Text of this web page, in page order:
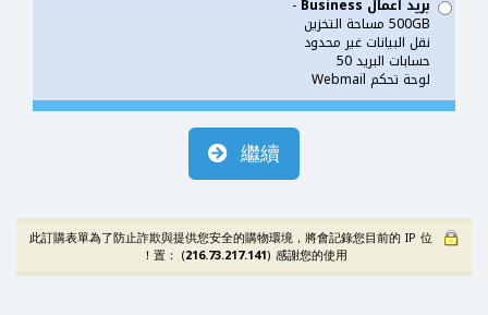
بريد اعمال Business
-
500GB مساحة التخزين
نقل البيانات غير محدود
حسابات البريد 50
لوحة تحكم Webmail
繼續
此訂購表單為了防止詐欺與提供您安全的購物環境，將會記錄您目前的 IP 位
置： (216.73.217.141) 感謝您的使用！